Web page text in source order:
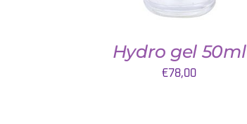
Hydro gel 50ml
€78,00